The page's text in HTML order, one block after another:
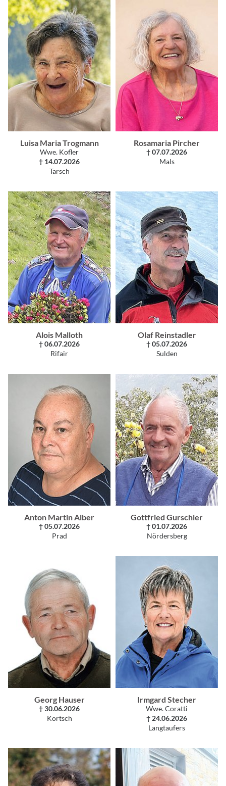
Luisa Maria Trogmann
Wwe. Kofler
† 14.07.2026
Tarsch
Rosamaria Pircher
† 07.07.2026
Mals
Alois Malloth
† 06.07.2026
Rifair
Olaf Reinstadler
† 05.07.2026
Sulden
Anton Martin Alber
† 05.07.2026
Prad
Gottfried Gurschler
† 01.07.2026
Nördersberg
Georg Hauser
† 30.06.2026
Kortsch
Irmgard Stecher
Wwe. Coratti
† 24.06.2026
Langtaufers